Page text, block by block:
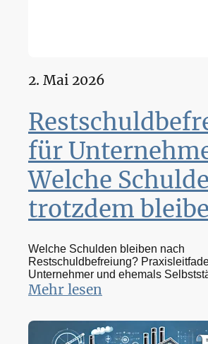
2. Mai 2026
für
Welche
trotzdem
Welche Schulden bleiben nach
Restschuldbefreiung?
Unternehmer und ehemals
Insolvenzverwalter.
Mehr lesen